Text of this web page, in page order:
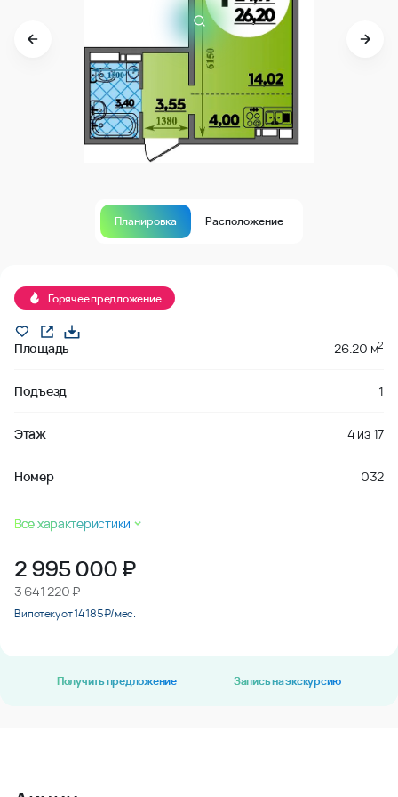
Планировка Расположение
Горячее предложение
Площадь 26.20 м2
Подъезд 1
Этаж 4 из17
Номер 032
Все характеристики
2 995 000₽
3 641 220 ₽
В ипотеку от 14 185 ₽/мес.
Получить предложение Запись на экскурсию